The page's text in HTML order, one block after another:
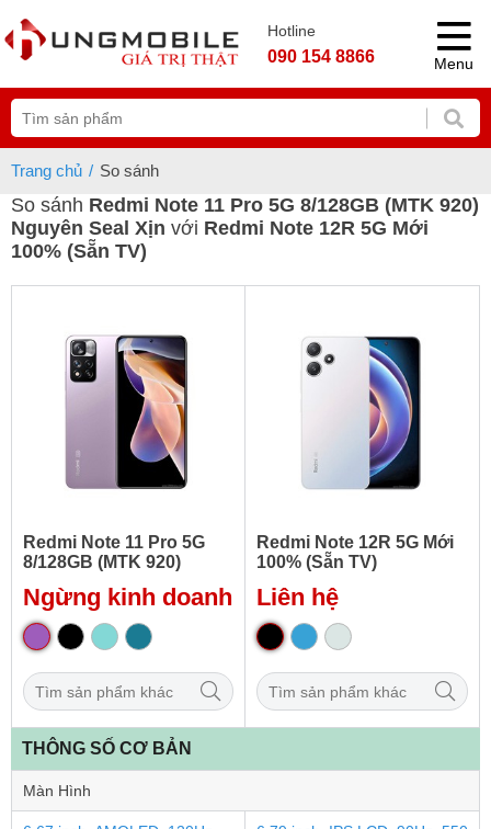
Hotline
090 154 8866 Menu
Trang chủ So sánh
So sánh Redmi Note 11 Pro 5G 8/128GB (MTK 920)
Nguyên Seal Xịn với Redmi Note 12R 5G Mới
100% (Sẵn TV)
Redmi Note 11 Pro 5G
8/128GB (MTK 920)
Ngừng kinh doanh
Redmi Note 12R 5G Mới
100% (Sẵn TV)
Liên hệ
THÔNG SỐ CƠ BẢN
Màn Hình